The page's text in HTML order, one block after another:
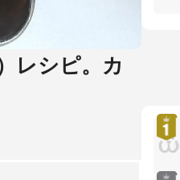
レシピ。カ